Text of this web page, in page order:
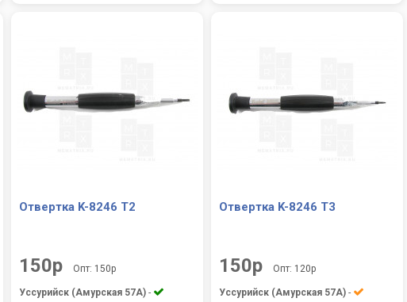
Отвертка K-8246 T2
150р Опт: 150р
Уссурийск (Амурская 57А) -
Отвертка K-8246 T3
150р Опт: 120р
Уссурийск (Амурская 57А) -